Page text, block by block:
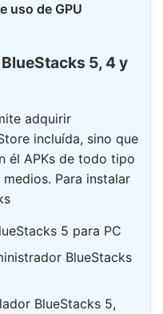
uso de GPU
5, 4 y
adquirir
incluída, sino que
él APKs de todo tipo
Para instalar
5 para PC
BlueStacks
BlueStacks 5,